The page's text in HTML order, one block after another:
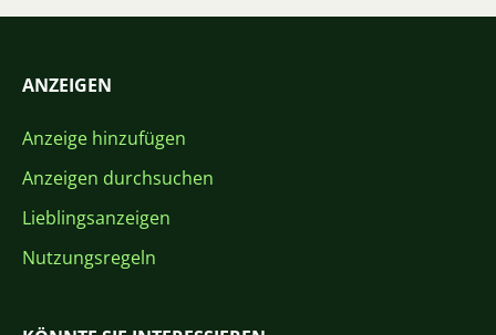
ANZEIGEN
Anzeige hinzufügen
Anzeigen durchsuchen
Lieblingsanzeigen
Nutzungsregeln